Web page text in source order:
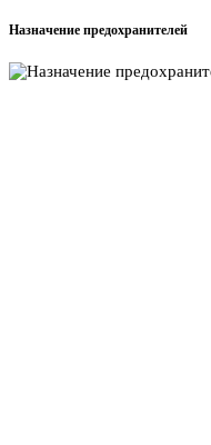
Назначение предохранителей